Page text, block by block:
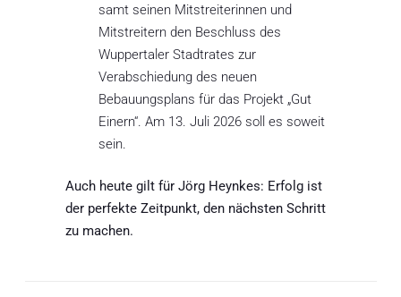
samt seinen Mitstreiterinnen und
Mitstreitern den Beschluss des
Wuppertaler Stadtrates zur
Verabschiedung des neuen
Bebauungsplans für das Projekt „Gut
Einern“. Am 13. Juli 2026 soll es soweit
sein.
Auch heute gilt für Jörg Heynkes: Erfolg ist
der perfekte Zeitpunkt, den nächsten Schritt
zu machen.